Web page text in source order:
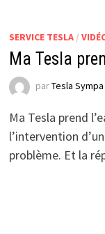
SERVICE TESLA/
Ma Tesla
parTesla Sympa
Ma Tesla prend
l’intervention
problème. Et la